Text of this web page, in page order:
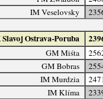
IM Veselovsky
Slavoj Ostrava-Poruba
GM Miśta
GM Bobras
IM Murdzia
IM Klíma